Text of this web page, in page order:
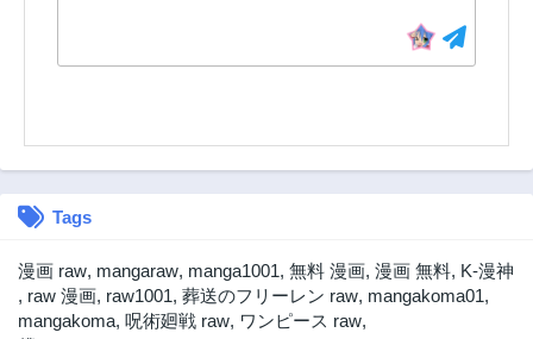
3ヶ月前 3ヶ月前
第9.1話
第8.1話
2年前
第7.2話
3ヶ月前
Tags
漫画 raw, mangaraw, manga1001, 無料 漫画, 漫画 無料, K-漫神
, raw 漫画, raw1001, 葬送のフリーレン raw, mangakoma01,
mangakoma, 呪術廻戦 raw, ワンピース raw,